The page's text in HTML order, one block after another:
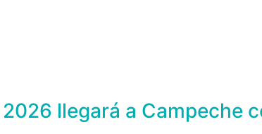
llegará a Campeche